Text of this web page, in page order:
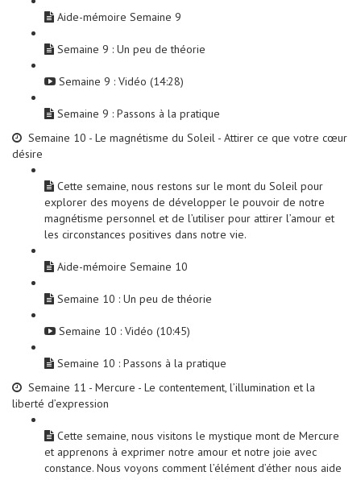
Aide-mémoire Semaine 9
Semaine 9 : Un peu de théorie
Semaine 9 : Vidéo (14:28)
Semaine 9 : Passons à la pratique
Semaine 10 - Le magnétisme du Soleil - Attirer ce que votre cœur
désire
Cette semaine, nous restons sur le mont du Soleil pour
explorer des moyens de développer le pouvoir de notre
magnétisme personnel et de l’utiliser pour attirer l’amour et
les circonstances positives dans notre vie.
Aide-mémoire Semaine 10
Semaine 10 : Un peu de théorie
Semaine 10 : Vidéo (10:45)
Semaine 10 : Passons à la pratique
Semaine 11 - Mercure - Le contentement, l’illumination et la
liberté d’expression
Cette semaine, nous visitons le mystique mont de Mercure
et apprenons à exprimer notre amour et notre joie avec
constance. Nous voyons comment l’élément d’éther nous aide